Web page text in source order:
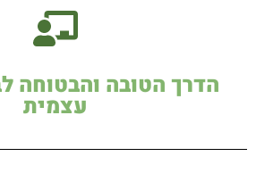
הדרך הטובה והבטוחה
עצמית